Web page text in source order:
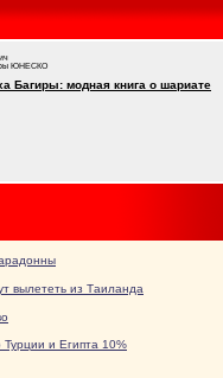
ЮНЕСКО
Багиры: модная книга о шариате
вылететь из Таиланда
и Египта 10%